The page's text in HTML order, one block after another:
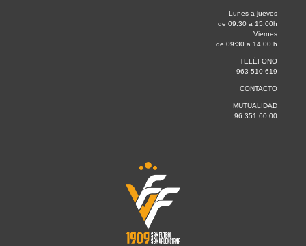
Lunes a jueves
de 09:30 a 15.00h
Viernes
de 09:30 a 14.00 h
TELÉFONO
963 510 619
CONTACTO
MUTUALIDAD
96 351 60 00